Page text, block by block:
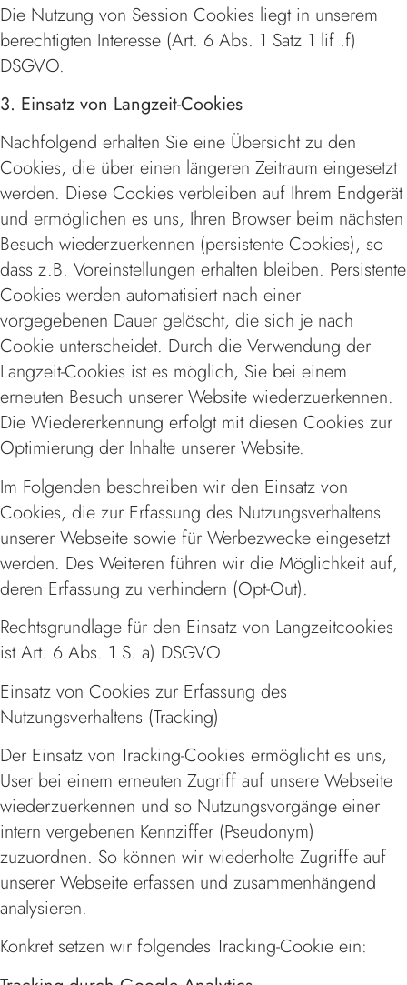
Die Nutzung von Session Cookies liegt in unserem
berechtigten Interesse (Art. 6 Abs. 1 Satz 1 lif .f)
DSGVO.
3. Einsatz von Langzeit-Cookies
Nachfolgend erhalten Sie eine Übersicht zu den
Cookies, die über einen längeren Zeitraum eingesetzt
werden. Diese Cookies verbleiben auf Ihrem Endgerät
und ermöglichen es uns, Ihren Browser beim nächsten
Besuch wiederzuerkennen (persistente Cookies), so
dass z.B. Voreinstellungen erhalten bleiben. Persistente
Cookies werden automatisiert nach einer
vorgegebenen Dauer gelöscht, die sich je nach
Cookie unterscheidet. Durch die Verwendung der
Langzeit-Cookies ist es möglich, Sie bei einem
erneuten Besuch unserer Website wiederzuerkennen.
Die Wiedererkennung erfolgt mit diesen Cookies zur
Optimierung der Inhalte unserer Website.
Im Folgenden beschreiben wir den Einsatz von
Cookies, die zur Erfassung des Nutzungsverhaltens
unserer Webseite sowie für Werbezwecke eingesetzt
werden. Des Weiteren führen wir die Möglichkeit auf,
deren Erfassung zu verhindern (Opt-Out).
Rechtsgrundlage für den Einsatz von Langzeitcookies
ist Art. 6 Abs. 1 S. a) DSGVO
Einsatz von Cookies zur Erfassung des
Nutzungsverhaltens (Tracking)
Der Einsatz von Tracking-Cookies ermöglicht es uns,
User bei einem erneuten Zugriff auf unsere Webseite
wiederzuerkennen und so Nutzungsvorgänge einer
intern vergebenen Kennziffer (Pseudonym)
zuzuordnen. So können wir wiederholte Zugriffe auf
unserer Webseite erfassen und zusammenhängend
analysieren.
Konkret setzen wir folgendes Tracking-Cookie ein: